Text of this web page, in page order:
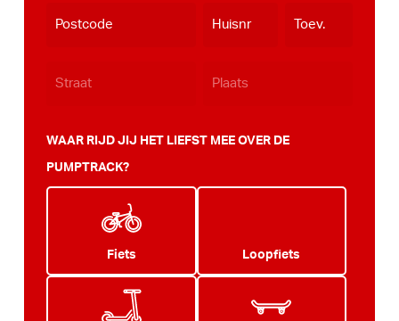
JJJJ
WAAR RIJD JIJ HET LIEFST MEE OVER DE
PUMPTRACK?
Fiets Loopfiets